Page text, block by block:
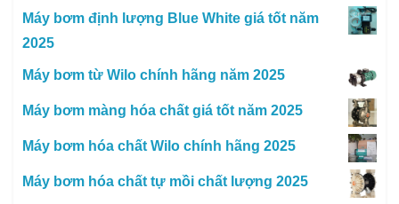
Máy bơm định lượng Blue White giá tốt năm
2025
Máy bơm từ Wilo chính hãng năm 2025
Máy bơm màng hóa chất giá tốt năm 2025
Máy bơm hóa chất Wilo chính hãng 2025
Máy bơm hóa chất tự mồi chất lượng 2025